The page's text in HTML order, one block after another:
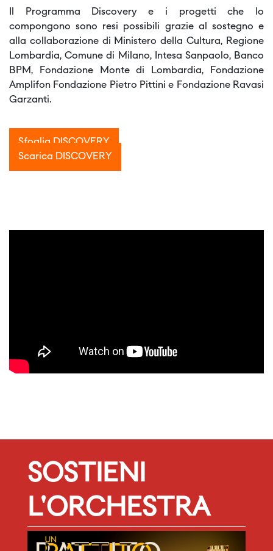
Il Programma Discovery e i progetti che lo
compongono sono resi possibili grazie al sostegno e
alla collaborazione di Ministero della Cultura, Regione
Lombardia, Comune di Milano, Intesa Sanpaolo, Banco
BPM, Fondazione Monte di Lombardia, Fondazione
Amplifon Fondazione Pietro Pittini e Fondazione Ravasi
Garzanti.
Sfoglia DISCOVERY
Scarica DISCOVERY
SOSTIENI
L'ORCHESTRA